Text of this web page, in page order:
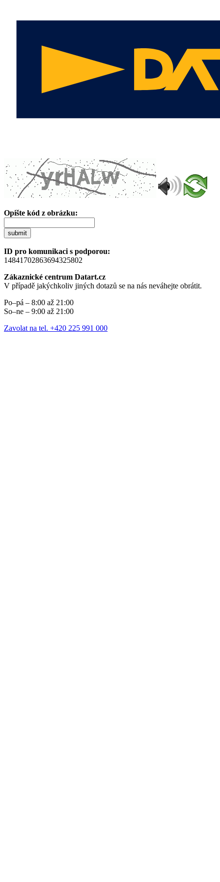
Opište kód z obrázku:
submit
ID pro komunikaci s podporou:
14841702863694325802
Zákaznické centrum Datart.cz
V případě jakýchkoliv jiných dotazů se na nás neváhejte obrátit.
Po–pá – 8:00 až 21:00
So–ne – 9:00 až 21:00
Zavolat na tel. +420 225 991 000